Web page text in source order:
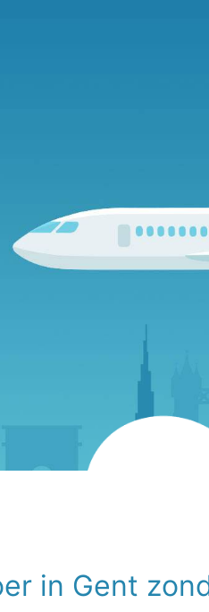
in Gent